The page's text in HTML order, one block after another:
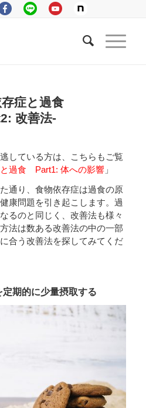
症と過食
改善法-
している方は、こちらもご覧
過食 Part1: 体への影響」
通り、食物依存症は過食の原
康問題を引き起こします。過
るのと同じく、改善法も様々
法は数ある改善法の中の一部
合う改善法を探してみてくだ
期的に少量摂取する